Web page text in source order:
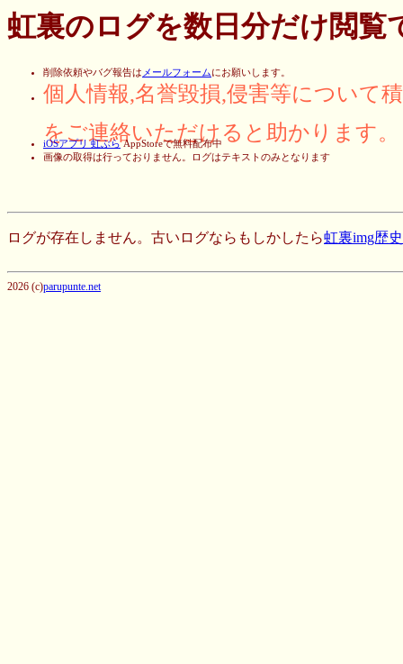
虹裏のログを数日分だけ閲覧
削除依頼やバグ報告はメールフォームにお願いします。
個人情報,名誉毀損,侵害等について
をご連絡いただけると助かります。
iOSアプリ 虹ぶらAppStoreで無料配布中
画像の取得は行っておりません。ログはテキストのみとなります
ログが存在しません。古いログならもしかしたら虹裏img歴
2026 (c)parupunte.net